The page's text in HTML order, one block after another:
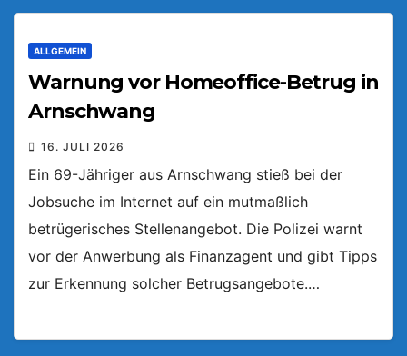
ALLGEMEIN
Warnung vor Homeoffice-Betrug in
Arnschwang
16. JULI 2026
Ein 69-Jähriger aus Arnschwang stieß bei der
Jobsuche im Internet auf ein mutmaßlich
betrügerisches Stellenangebot. Die Polizei warnt
vor der Anwerbung als Finanzagent und gibt Tipps
zur Erkennung solcher Betrugsangebote.…